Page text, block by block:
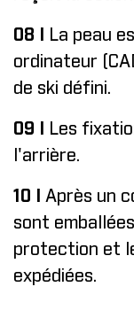
08 I
La peau
ordinateur
de ski défini.
09 I
Les
l'arrière.
10 I
Après un
sont
protection et
expédiées.